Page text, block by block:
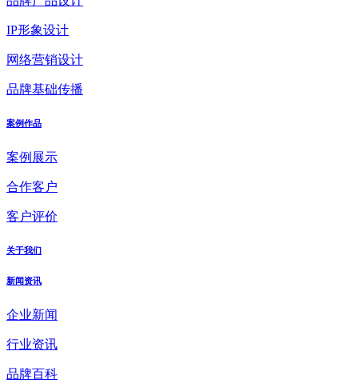
IP形象设计
网络营销设计
品牌基础传播
案例作品
案例展示
合作客户
客户评价
关于我们
新闻资讯
企业新闻
行业资讯
品牌百科